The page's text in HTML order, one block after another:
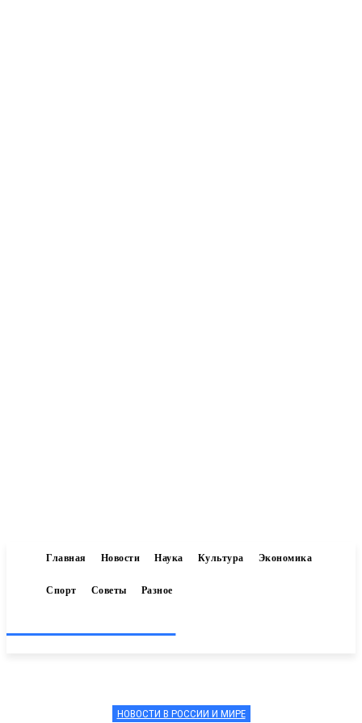
Главная Новости Наука Культура Экономика
Спорт Советы Разное
НОВОСТИ В РОССИИ И МИРЕ